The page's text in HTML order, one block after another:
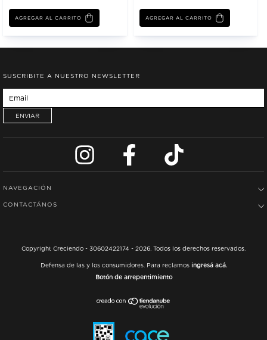
AGREGAR AL CARRITO
SUSCRIBITE A NUESTRO NEWSLETTER
NAVEGACIÓN
CONTACTÁNOS
Copyright Creciendo - 30602422174 - 2026. Todos los derechos reservados.
Defensa de las y los consumidores. Para reclamos ingresá acá.
Botón de arrepentimiento